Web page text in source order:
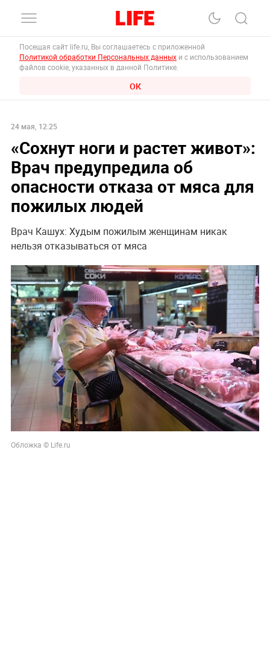
Посещая сайт life.ru, Вы соглашаетесь с приложенной
Политикой обработки Персональных данных и с использованием
файлов cookie, указанных в данной Политике.
ОК
24 мая, 12:25
«Сохнут ноги и растет живот»:
Врач предупредила об
опасности отказа от мяса для
пожилых людей
Врач Кашух: Худым пожилым женщинам никак
нельзя отказываться от мяса
Обложка © Life.ru